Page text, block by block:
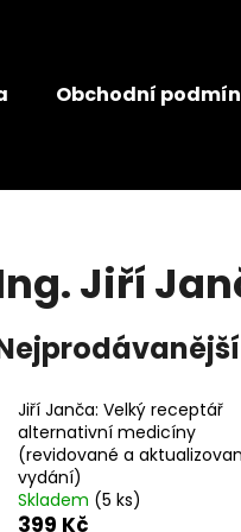
Obchodní
Jiří
Jiří Janča: Velký receptář
alternativní medicíny
(revidované a
vydání)
Skladem (5 ks)
399 Kč
Doporučujeme
JANČŮV JATERNÍ ČAJ
99 Kč